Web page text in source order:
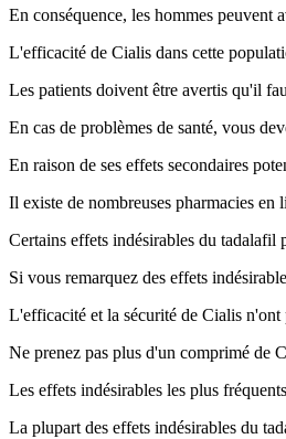
En conséquence, les hommes peuvent
L'efficacité de Cialis dans cette
Les patients doivent être avertis qu'il
En cas de problèmes de santé, vous
En raison de ses effets secondaires
Il existe de nombreuses pharmacies en
Certains effets indésirables du tadalafil
Si vous remarquez des effets
L'efficacité et la sécurité de Cialis n'ont
Ne prenez pas plus d'un comprimé de
Les effets indésirables les plus
La plupart des effets indésirables du